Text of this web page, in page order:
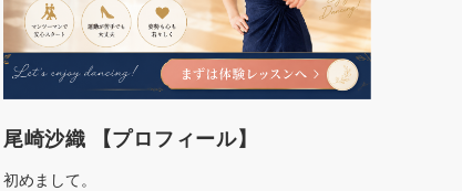
尾崎沙織 【プロフィール】
初めまして。